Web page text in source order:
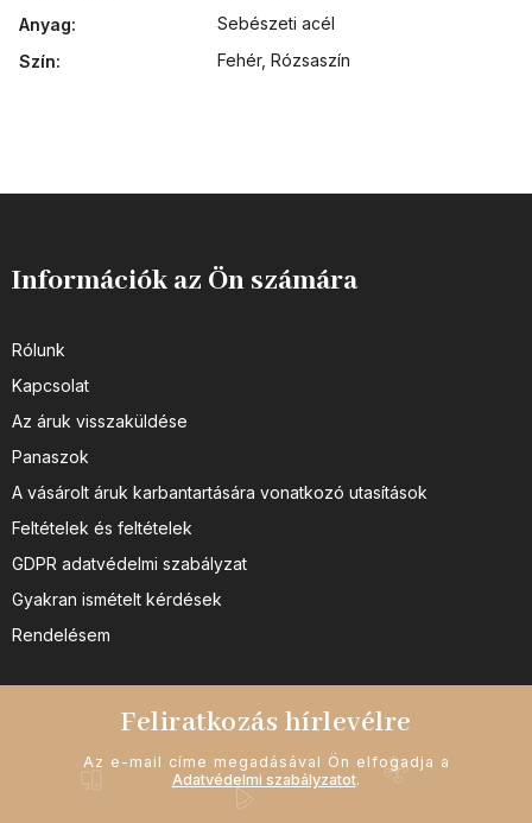
Anyag:
Sebészeti acél
Szín: Fehér, Rózsaszín
Információk az Ön számára
Rólunk
Kapcsolat
Az áruk visszaküldése
Panaszok
A vásárolt áruk karbantartására vonatkozó utasítások
Feltételek és feltételek
GDPR adatvédelmi szabályzat
Gyakran ismételt kérdések
Rendelésem
Feliratkozás hírlevélre
Az e-mail címe megadásával Ön elfogadja a
Adatvédelmi szabályzatot.